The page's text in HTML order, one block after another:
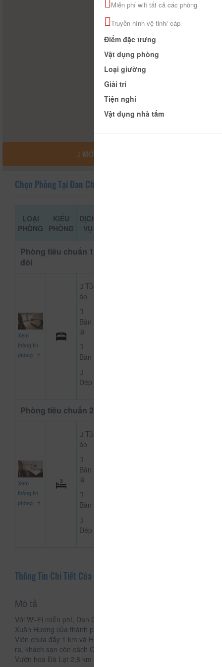
MỞ RỘNG BẢN ĐỒ
Chọn Phòng Tại Đan Chi
LOẠI
PHÒNG
KIỂU
PHÒNG
DỊCH
VỤ
Phòng tiêu chuẩn 1 giường
đôi
Xem
thông tin
phòng
Tủ
áo
Bàn
là
Bàn
Dép
Phòng tiêu chuẩn 2 giường
Xem
thông tin
phòng
Tủ
áo
Bàn
là
Bàn
Dép
Thông Tin Chi Tiết Của Đan Chi
Mô tả
Với Wi-Fi miễn phí, Dan Chi Hotel tọa lạc tại khu vực Hồ
Xuân Hương của thành phố Đà Lạt, cách Quảng trường Lâm
Viên chưa đầy 1 km và Hồ Xuân Hương 14 phút đi bộ. Ngoài
ra, khách sạn còn cách Công viên Yersin Đà Lạt 1,3 km,
Vườn hoa Đà Lạt 2,8 km và Thiền viện Trúc Lâm 6 km.
Miễn phí wifi tất cả các phòng
Truyền hình vệ tinh/ cáp
Điểm đặc trưng
Vật dụng phòng
Loại giường
Giải trí
Tiện nghi
Vật dụng nhà tắm